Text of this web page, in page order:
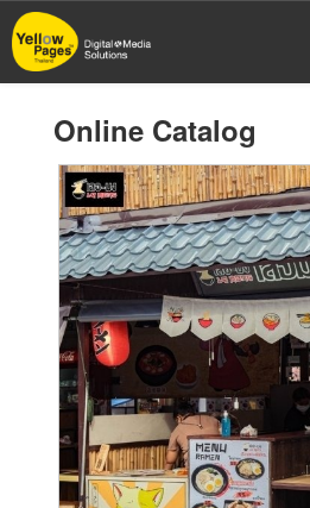
Skip
to
main
Online Catalog